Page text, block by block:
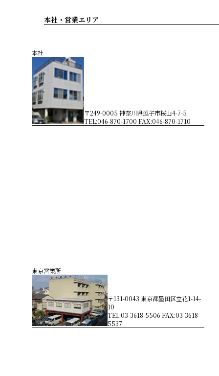
本社・営業エリア
本社
〒249-0005 神奈川県逗子市桜山4-7-5
TEL:046-870-1700 FAX:046-870-1710
東京営業所
〒131-0043 東京都墨田区立花1-14-
10
TEL:03-3618-5506 FAX:03-3618-
5537